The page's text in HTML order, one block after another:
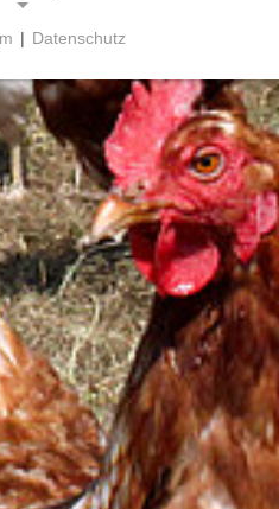
grundlegende
die einwandfreie Funktion
Ablehnung von
| Datenschutz